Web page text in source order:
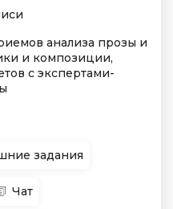
анализа прозы и
и композиции,
с экспертами-
задания
Чат